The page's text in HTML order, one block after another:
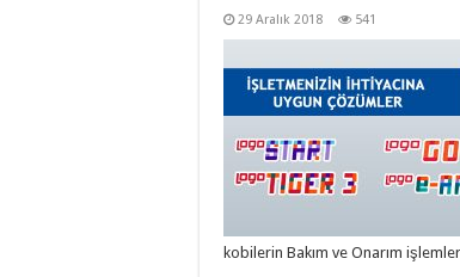
29 Aralık 2018 541
kobilerin Bakım ve Onarım